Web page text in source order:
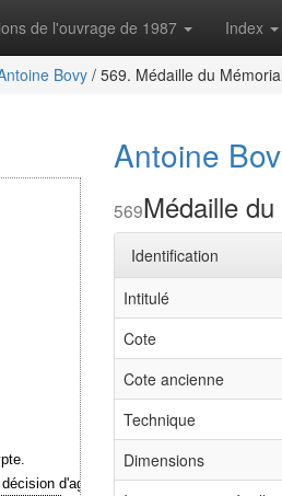
de l'ouvrage de 1987 Index
Bovy / 569. Médaille du
Antoine
569Médaille
Identification
Intitulé
Cote
Cote ancienne
Technique
Dimensions
d'agrandir la Chambre des Pairs.